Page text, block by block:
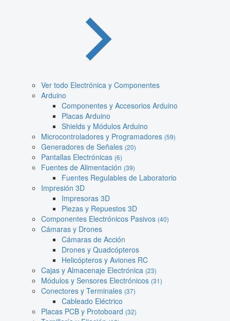
Ver todo Electrónica y Componentes
Arduino
Componentes y Accesorios Arduino
Placas Arduino
Shields y Módulos Arduino
Microcontroladores y Programadores (59)
Generadores de Señales (20)
Pantallas Electrónicas (6)
Fuentes de Alimentación (39)
Fuentes Regulables de Laboratorio
Impresión 3D
Impresoras 3D
Piezas y Repuestos 3D
Componentes Electrónicos Pasivos (40)
Cámaras y Drones
Cámaras de Acción
Drones y Quadcópteros
Helicópteros y Aviones RC
Cajas y Almacenaje Electrónica (23)
Módulos y Sensores Electrónicos (31)
Conectores y Terminales (37)
Cableado Eléctrico
Placas PCB y Protoboard (32)